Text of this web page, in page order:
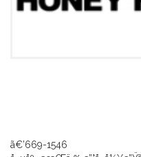
ã€’669-1546